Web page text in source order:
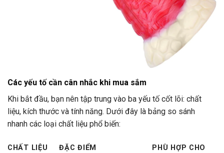
Các yếu tố cần cân nhắc khi mua sắm
Khi bắt đầu, bạn nên tập trung vào ba yếu tố cốt lõi: chất
liệu, kích thước và tính năng. Dưới đây là bảng so sánh
nhanh các loại chất liệu phổ biến:
CHẤT LIỆU ĐẶC ĐIỂM PHÙ HỢP CHO